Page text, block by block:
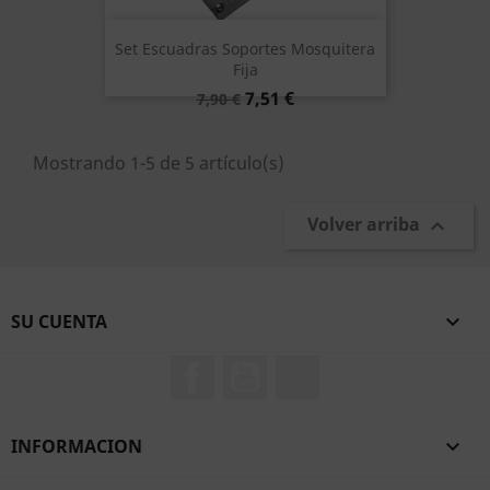
Set Escuadras Soportes Mosquitera
Fija
Precio
7,90 € Precio
7,51 €
Mostrando 1-5 de 5 artículo(s)
Volver arriba 
SU CUENTA 
INFORMACION 